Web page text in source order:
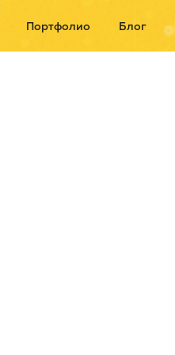
Портфолио Блог